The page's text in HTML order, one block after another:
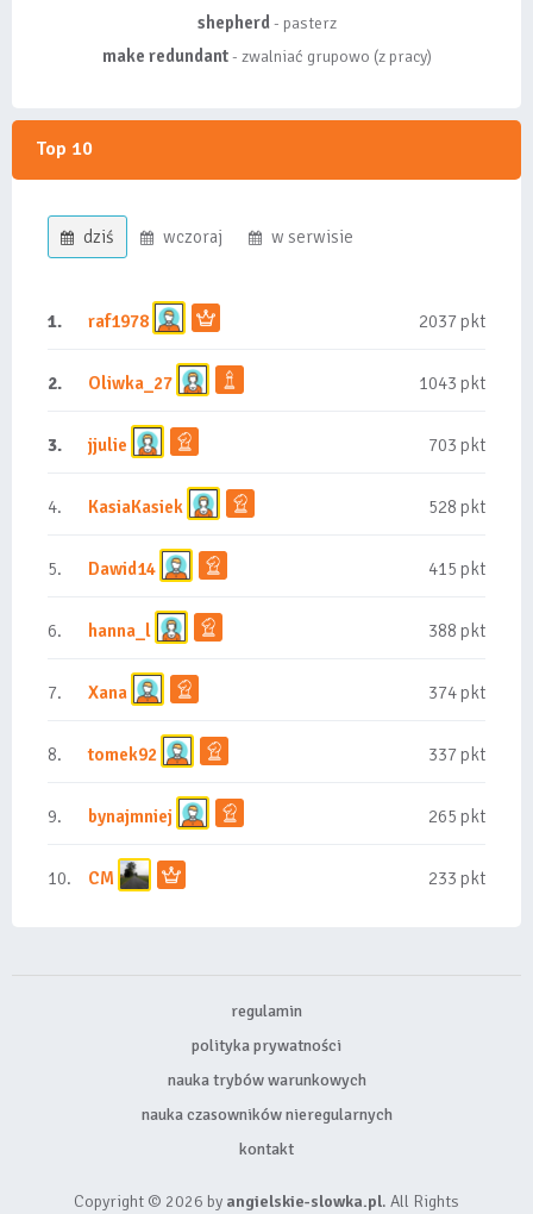
shepherd- pasterz
make redundant- zwalniać grupowo (z pracy)
Top 10
dziś wczoraj w serwisie
1. raf1978 2037 pkt
2. Oliwka_27 1043 pkt
3. jjulie 703 pkt
4. KasiaKasiek 528 pkt
5. Dawid14 415 pkt
6. hanna_l 388 pkt
7. Xana 374 pkt
8. tomek92 337 pkt
9. bynajmniej 265 pkt
10. CM 233 pkt
regulamin
polityka prywatności
nauka trybów warunkowych
nauka czasowników nieregularnych
kontakt
Copyright © 2026 by angielskie-slowka.pl. All Rights